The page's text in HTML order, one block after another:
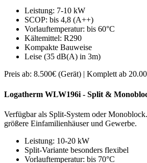
Leistung: 7-10 kW
SCOP: bis 4,8 (A++)
Vorlauftemperatur: bis 60°C
Kältemittel: R290
Kompakte Bauweise
Leise (35 dB(A) in 3m)
Preis ab: 8.500€ (Gerät) | Komplett ab
Logatherm WLW196i - Split &
Verfügbar als Split-System oder
größere Einfamilienhäuser und Gewerbe.
Leistung: 10-20 kW
Split-Variante besonders flexibel
Vorlauftemperatur: bis 70°C